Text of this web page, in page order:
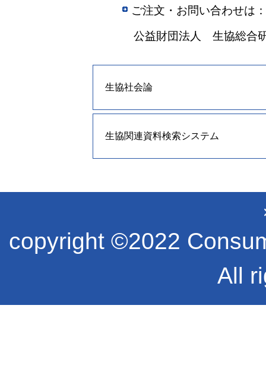
ご注文・お問い合わせは：
公益財団法人 生協総合
生協社会論
生協関連資料検索システム
copyright ©2022
All